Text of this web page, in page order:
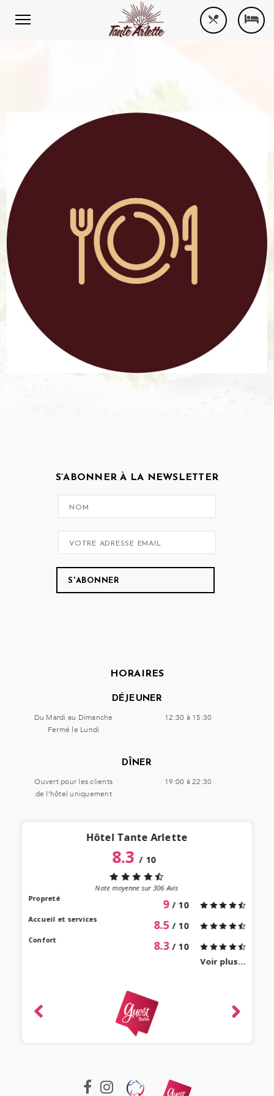
S’ABONNER À LA NEWSLETTER
HORAIRES
DÉJEUNER
Du Mardi au Dimanche
Fermé le Lundi
12:30 à 15:30
DÎNER
Ouvert pour les clients
de l’hôtel uniquement
19:00 à 22:30
Hôtel Tante Arlette
8.3/ 10
Note moyenne sur306Avis
Propreté
9 / 10
Accueil et services 8.5 / 10
Confort 8.3 / 10
Voir plus...